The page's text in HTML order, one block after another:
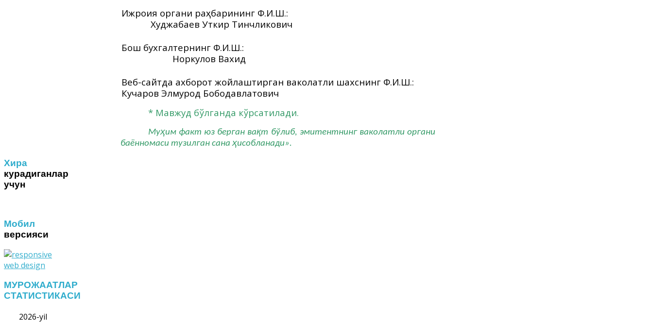
Ижроия органи раҳбарининг Ф.И.Ш.:
Худжабаев Уткир Тинчликович
‎Бош бухгалтернинг Ф.И.Ш.:
Норкулов Вахид
‎Веб-сайтда ахборот жойлаштирган ваколатли шахснинг Ф.И.Ш.:‎
Кучаров Элмурод Бободавлатович
* Мавжуд бўлганда кўрсатилади.
Муҳим факт юз берган вақт бўлиб, эмитентнинг ваколатли органи
баённомаси тузилган санаҳисобланади».
Хира
курадиганлар
учун
Мобил
версияси
МУРОЖААТЛАР
СТАТИСТИКАСИ
2026-yil